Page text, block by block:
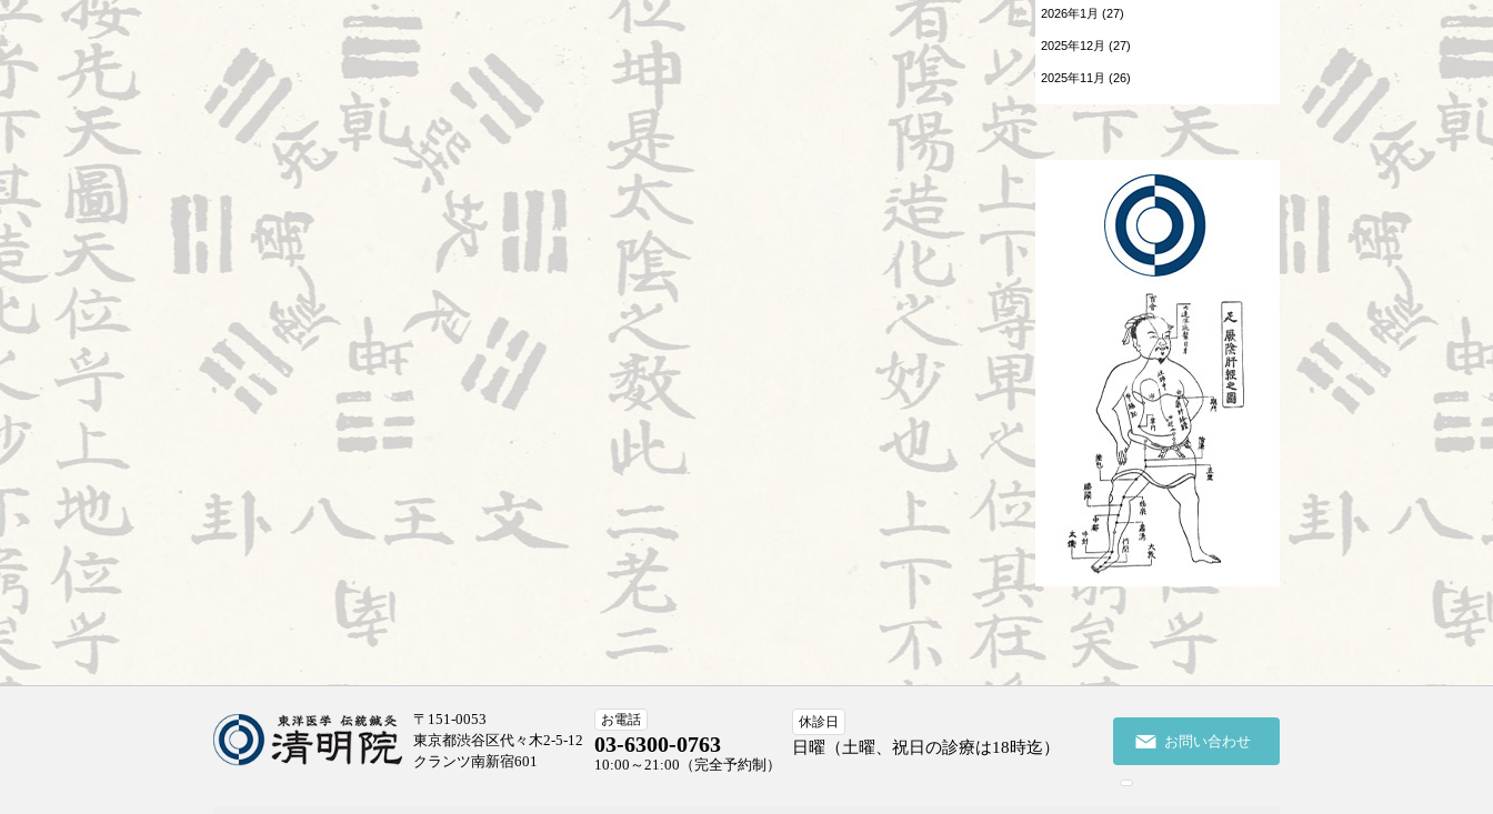
熱と治療
痺証
鍼灸教育について
感覚の変化
2026.07.23
陰陽学説⑧
2026.07.22
胎漏(たいろう)とは②
Hospitalistとは①
2026.07.16
陰陽学説⑦
2026.07.15
頭が痛い①
2026.07.14
胎漏(たいろう)とは①
2026.07.13
鍼治療の臨床試験における標準化と柔
軟性を両立させるマニュアル⑬
2026前期試験
2026年1月 (27)
2025年12月 (27)
2025年11月 (26)
2025年10月 (26)
2025年9月 (25)
〒151-0053
東京都渋谷区代々木2-5-12
クランツ南新宿601
お電話
03-6300-0763
10:00～21:00（完全予約制）
休診日
日曜（土曜、祝日の診療は18時迄） お問い合わせ